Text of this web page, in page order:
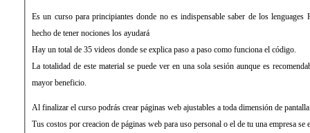
Es un curso para principiantes donde no es indispensable saber de los
hecho de tener nociones los ayudará
Hay un total de 35 videos donde se explica paso a paso como funciona el código.
La totalidad de este material se puede ver en una sola sesión aunque es
mayor beneficio.
Al finalizar el curso podrás crear páginas web ajustables a toda dimensión de
Tus costos por creacion de páginas web para uso personal o el de tu una empresa se